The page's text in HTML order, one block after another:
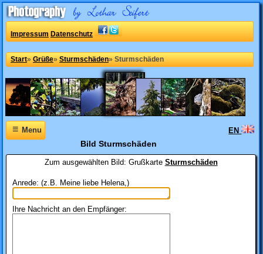
Impressum Datenschutz
Start» Grüße» Sturmschäden» Sturmschäden
≡Menu EN
Bild Sturmschäden
Zum ausgewählten Bild: Grußkarte Sturmschäden
Anrede: (z.B. Meine liebe Helena,)
Ihre Nachricht an den Empfänger: